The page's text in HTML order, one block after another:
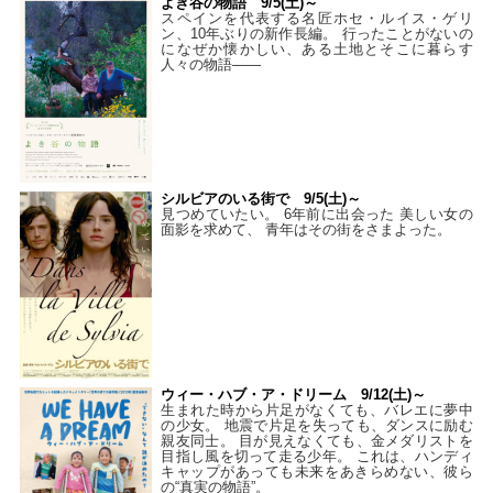
スペインを代表する名匠ホセ・ルイス・ゲリ
ン、10年ぶりの新作長編。 行ったことがないの
になぜか懐かしい、ある土地とそこに暮らす
人々の物語――
シルビアのいる街で 9/5(土)～
見つめていたい。 6年前に出会った 美しい女の
面影を求めて、 青年はその街をさまよった。
ウィー・ハブ・ア・ドリーム 9/12(土)～
生まれた時から片足がなくても、バレエに夢中
の少女。 地震で片足を失っても、ダンスに励む
親友同士。 目が見えなくても、金メダリストを
目指し風を切って走る少年。 これは、ハンディ
キャップがあっても未来をあきらめない、彼ら
の“真実の物語”。